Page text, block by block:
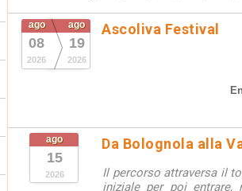
ago
08
2026
ago
19
2026
Ascoliva Festival
ago
15
2026
Da Bolognola alla
Il percorso attraversa il
iniziale per poi entrare,